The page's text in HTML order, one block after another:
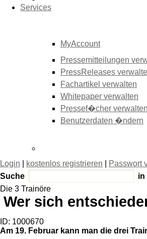
Services
MyAccount
Pressemitteilungen
PressReleases
Fachartikel verwalten
Whitepaper verwalten
Pressef�cher verwalten
Benutzerdaten �ndern
Login kostenlos registrieren
Passwort
Suche
in
Die 3 Trainöre
Wer sich
ID: 1000670
Am 19. Februar kann man die drei